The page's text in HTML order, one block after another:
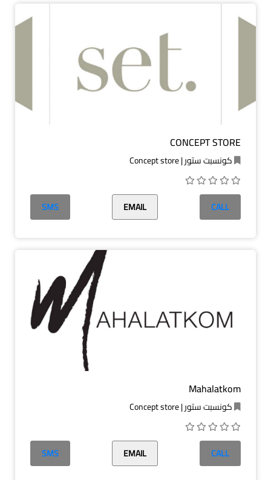
CONCEPT STORE
كونسبت ستور | Concept store
CALL
EMAIL
SMS
Mahalatkom
كونسبت ستور | Concept store
CALL
EMAIL
SMS